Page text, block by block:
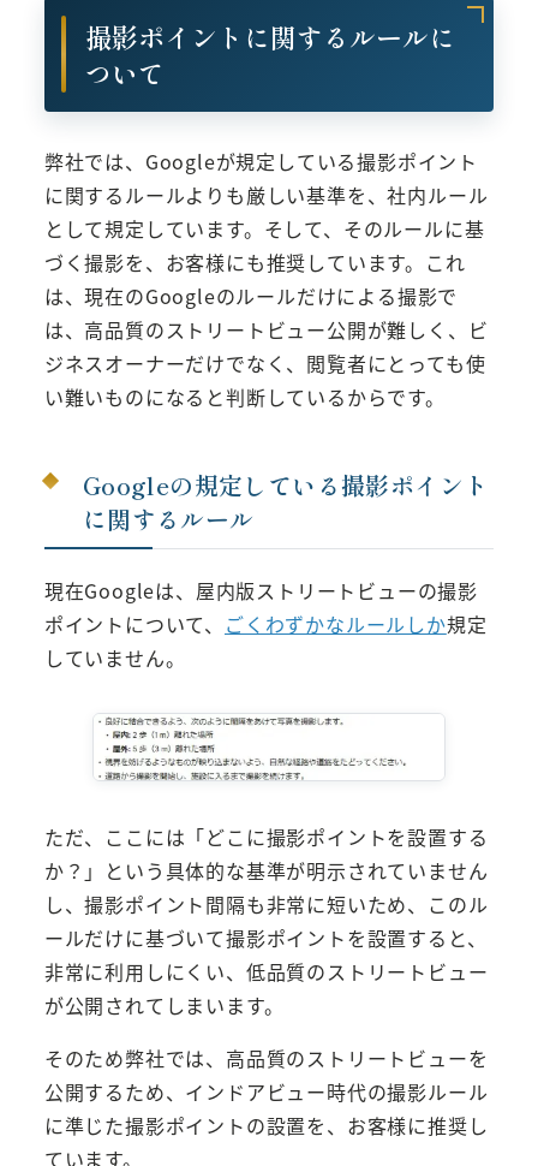
撮影ポイントに関するルールに
ついて
弊社では、Googleが規定している撮影ポイント
に関するルールよりも厳しい基準を、社内ルール
として規定しています。そして、そのルールに基
づく撮影を、お客様にも推奨しています。これ
は、現在のGoogleのルールだけによる撮影で
は、高品質のストリートビュー公開が難しく、ビ
ジネスオーナーだけでなく、閲覧者にとっても使
い難いものになると判断しているからです。
Googleの規定している撮影ポイント
に関するルール
現在Googleは、屋内版ストリートビューの撮影
ポイントについて、 ごくわずかなルールしか規定
していません。
ただ、ここには「どこに撮影ポイントを設置する
か？」という具体的な基準が明示されていません
し、撮影ポイント間隔も非常に短いため、このル
ールだけに基づいて撮影ポイントを設置すると、
非常に利用しにくい、低品質のストリートビュー
が公開されてしまいます。
そのため弊社では、高品質のストリートビューを
公開するため、インドアビュー時代の撮影ルール
に準じた撮影ポイントの設置を、お客様に推奨し
ています。